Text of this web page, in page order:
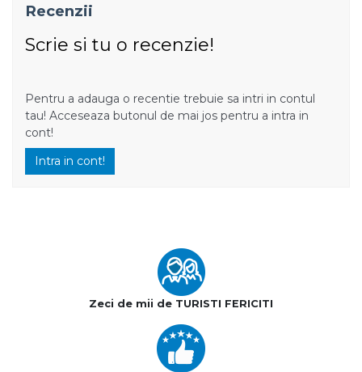
Recenzii
Scrie si tu o recenzie!
Pentru a adauga o recentie trebuie sa intri in contul
tau! Acceseaza butonul de mai jos pentru a intra in
cont!
Intra in cont!
Zeci de mii de TURISTI FERICITI